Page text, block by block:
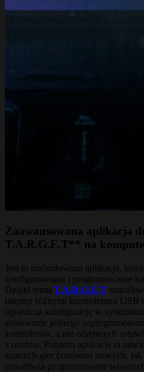
Zaawansowana aplikacja
T.A.R.G.E.T** na
Jest to rozbudowana aplikacja,
konfigurowanie i programowanie
Dzięki temu T.A.R.G.E.T
między różnymi kontrolerami USB
upraszcza konfigurację w
stosowanie jednego
kontrolerów, a nie odrębnych
z osobna. Ponadto aplikacja ta
znanych gier (zarówno nowych, jak
umożliwia programowanie